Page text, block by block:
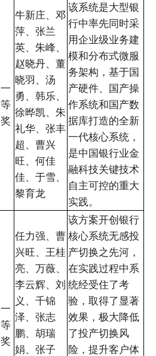
一
等
奖
牛新庄、邓
萍、张兰
英、朱峰、
赵晓丹、董
晓羽、汤
勇、韩乐、
徐晔凯、朱
礼华、张丰
超、曹兴
旺、何佳
佳、于雪、
黎育龙
该系统是大型银
行中率先同时采
用企业级业务建
模和分布式微服
务架构，基于国
产硬件、国产操
作系统和国产数
据库打造的全新
一代核心系统，
是中国银行业金
融科技关键技术
自主可控的重大
实践。
一
等
奖
任力强、曹
兴旺、王桂
亮、万薇、
李云辉、刘
义、千锦
泽、张志
鹏、胡瑞
娟、张子
该方案开创银行
核心系统无感投
产切换之先河，
在实践过程中系
统经受住了考
验，取得了显著
效果，极大降低
了投产切换风
险，提升客户体